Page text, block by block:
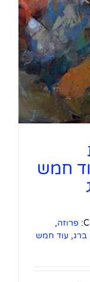
חמש
פרוזה,
ברג, עוד חמש